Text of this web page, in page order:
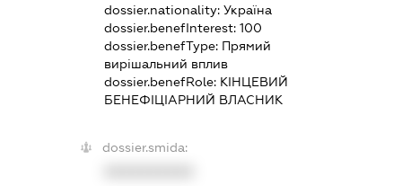
dossier.nationality: Україна
dossier.benefInterest: 100
dossier.benefType: Прямий
вирішальний вплив
dossier.benefRole: КІНЦЕВИЙ
БЕНЕФІЦІАРНИЙ ВЛАСНИК
dossier.smida: